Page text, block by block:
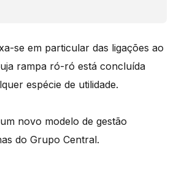
se em particular das ligações ao
rampa ró-ró está concluída
espécie de utilidade.
novo modelo de gestão
do Grupo Central.